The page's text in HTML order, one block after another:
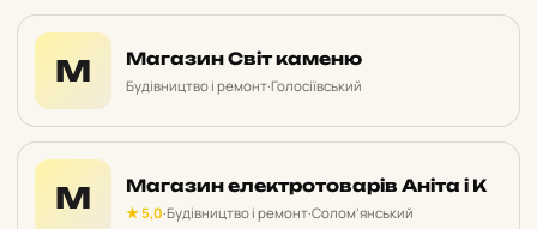
М Магазин Світ каменю
Будівництво і ремонт·Голосіївський
М Магазин електротоварів Аніта і К
★ 5,0·Будівництво і ремонт·Солом’янський